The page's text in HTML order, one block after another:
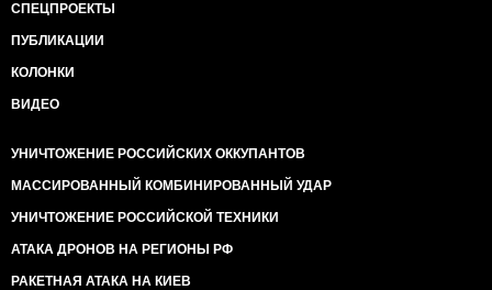
СПЕЦПРОЕКТЫ
ПУБЛИКАЦИИ
КОЛОНКИ
ВИДЕО
УНИЧТОЖЕНИЕ РОССИЙСКИХ ОККУПАНТОВ
МАССИРОВАННЫЙ КОМБИНИРОВАННЫЙ УДАР
УНИЧТОЖЕНИЕ РОССИЙСКОЙ ТЕХНИКИ
АТАКА ДРОНОВ НА РЕГИОНЫ РФ
РАКЕТНАЯ АТАКА НА КИЕВ